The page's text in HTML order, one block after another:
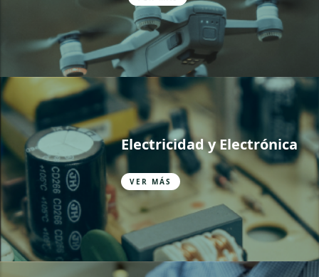
Electricidad y Electrónica
VER MÁS